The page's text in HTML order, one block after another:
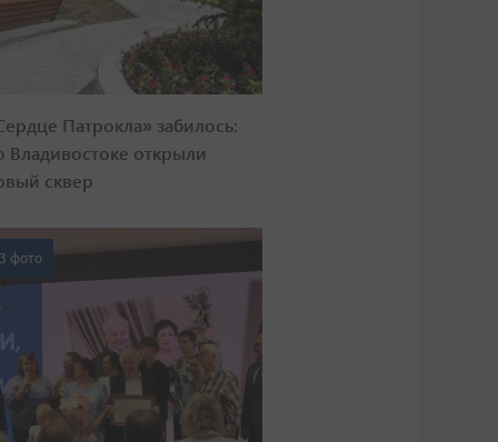
Патрокла» забилось:
Владивостоке открыли
сквер
фото